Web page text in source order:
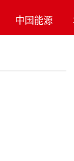
中国能源